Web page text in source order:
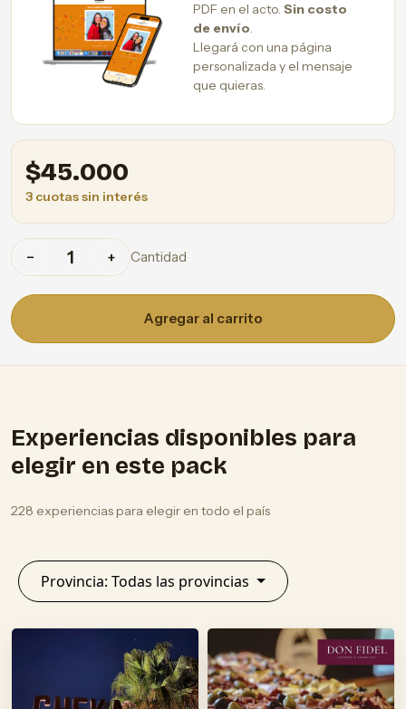
PDF en el acto. Sin costo
de envío.
Llegará con una página
personalizada y el mensaje
que quieras.
$45.000
3 cuotas sin interés
− + Cantidad
Agregar al carrito
Experiencias disponibles para
elegir en este pack
228 experiencias para elegir en todo el país
Provincia: Todas las provincias